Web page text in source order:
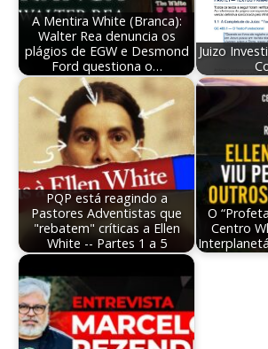
A Mentira White (Branca):
Walter Rea denuncia os
plágios de EGW e Desmond
Ford questiona o…
Juizo
PQP está reagindo a
Pastores Adventistas que
"rebatem" críticas a Ellen
White -- Partes 1 a 5
O
Centro